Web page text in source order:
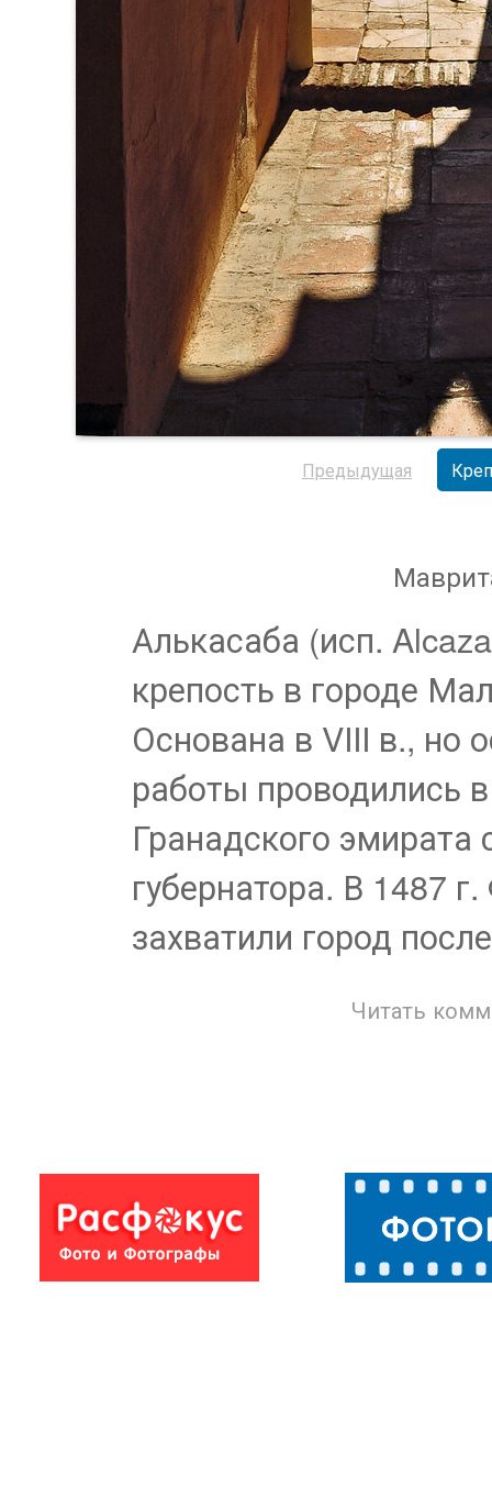
Предыдущая
Алькасаба (исп.
крепость в городе
Основана в VIII в., но
работы проводились
Гранадского
губернатора. В 1487
захватили город
Читать